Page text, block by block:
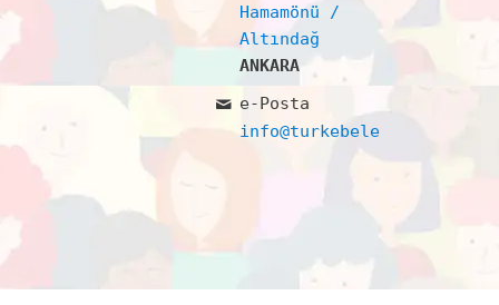
Hamamönü /
Altındağ
ANKARA
e-Posta